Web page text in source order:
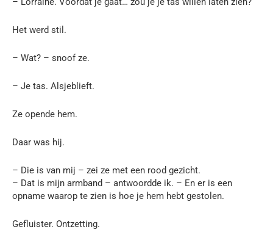
Het werd stil.
– Wat? – snoof ze.
– Je tas. Alsjeblieft.
Ze opende hem.
Daar was hij.
– Die is van mij – zei ze met een rood gezicht.
– Dat is mijn armband – antwoordde ik. – En er is een
opname waarop te zien is hoe je hem hebt gestolen.
Gefluister. Ontzetting.